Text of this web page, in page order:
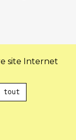
site Internet
tout